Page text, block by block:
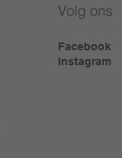
Volg ons
Facebook
Instagram